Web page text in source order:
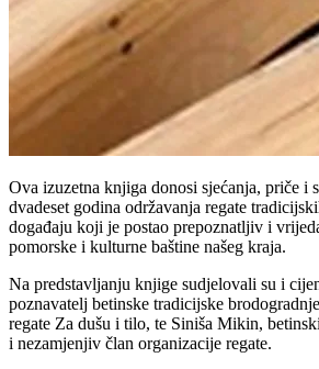
Ova izuzetna knjiga donosi sjećanja, priče i
dvadeset godina održavanja regate
događaju koji je postao prepoznatljiv i
pomorske i kulturne baštine našeg kraja.
Na predstavljanju knjige sudjelovali su i
poznavatelj betinske tradicijske
regate Za dušu i tilo, te Siniša Mikin,
i nezamjenjiv član organizacije regate.